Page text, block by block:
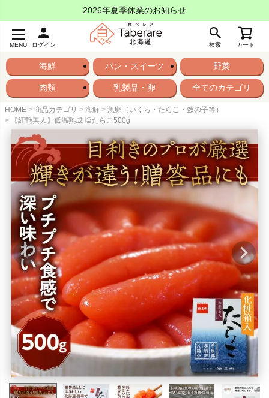
2026年夏季休業のお知らせ
MENU ログイン 検索 カート
海鮮 パン・スイーツ 野菜
肉類 乳製品・卵 全てのカテゴリ
HOME 商品カテゴリ 海鮮
魚卵（いくら・たらこ・数の子等）
【紅艶美人】低温熟成 塩たらこ500g